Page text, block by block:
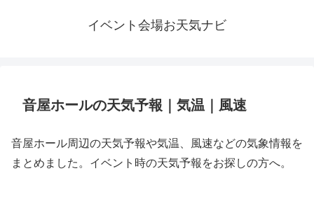
イベント会場お天気ナビ
音屋ホールの天気予報｜気温｜風速
音屋ホール周辺の天気予報や気温、風速などの気象情報を
まとめました。イベント時の天気予報をお探しの方へ。